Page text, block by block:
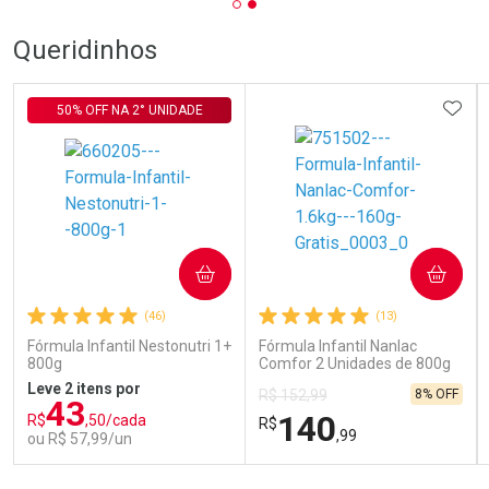
Queridinhos
(46)
Fórmula Infantil Nestonutri 1+
800g
50% OFF NA 2° UNIDADE
Leve 2 itens por
R$43,50/cada
ou R$ 57,99/un
COMPRAR
(13)
Fórmula Infantil Nanlac
Comfor 2 Unidades de 800g
R$ 152,99
R$140,99
8% OFF
COMPRAR